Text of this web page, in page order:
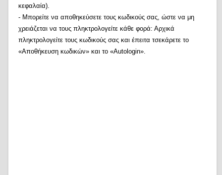
κεφαλαία).
- Μπορείτε να αποθηκεύσετε τους κωδικούς σας, ώστε να μη
χρειάζεται να τους πληκτρολογείτε κάθε φορά: Αρχικά
πληκτρολογείτε τους κωδικούς σας και έπειτα τσεκάρετε το
«Αποθήκευση κωδικών» και το «Autologin».